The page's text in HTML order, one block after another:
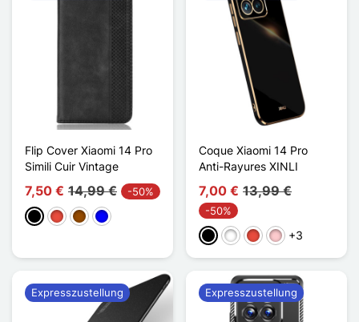
Flip Cover Xiaomi 14 Pro
Simili Cuir Vintage
7,50 € 14,99 € -50%
Schwarz
Rot BraunBlau
Coque Xiaomi 14 Pro
Anti-Rayures XINLI
7,00 € 13,99 €
-50%
Schwarz
WeißRot Pink+3
Expresszustellung Expresszustellung